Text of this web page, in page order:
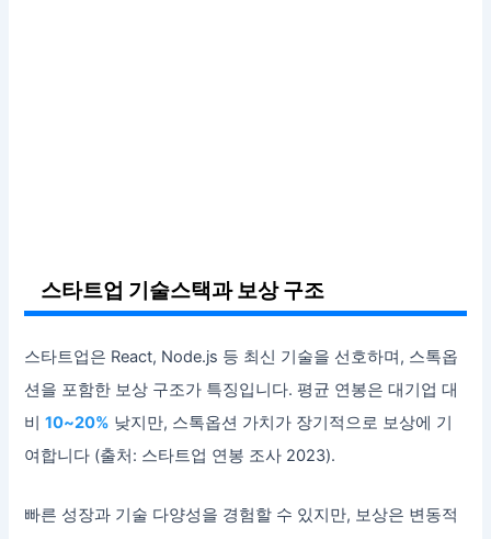
스타트업 기술스택과 보상 구조
스타트업은 React, Node.js 등 최신 기술을 선호하며, 스톡옵
션을 포함한 보상 구조가 특징입니다. 평균 연봉은 대기업 대
비10~20% 낮지만, 스톡옵션 가치가 장기적으로 보상에 기
여합니다 (출처: 스타트업 연봉 조사 2023).
빠른 성장과 기술 다양성을 경험할 수 있지만, 보상은 변동적